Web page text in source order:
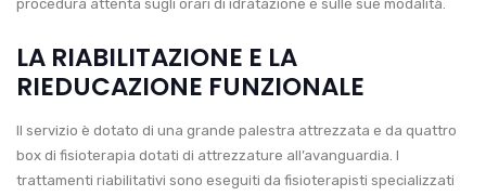
procedura attenta sugli orari di idratazione e sulle sue modalità.
LA RIABILITAZIONE E LA
RIEDUCAZIONE FUNZIONALE
Il servizio è dotato di una grande palestra attrezzata e da quattro
box di fisioterapia dotati di attrezzature all’avanguardia. I
trattamenti riabilitativi sono eseguiti da fisioterapisti specializzati